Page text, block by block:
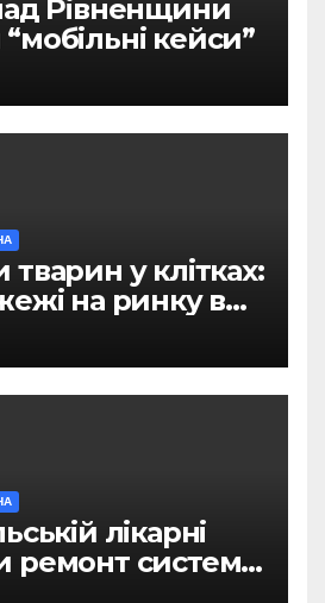
Рівненщини
кейси”
тварин у клітках:
на ринку в
лікарні
ремонт системи